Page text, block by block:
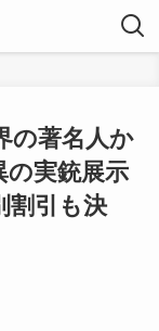
の著名人か
の実銃展示
割引も決